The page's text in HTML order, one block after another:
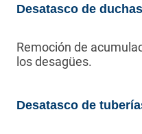
Desatasco de
Remoción de
los desagües.
Desatasco de